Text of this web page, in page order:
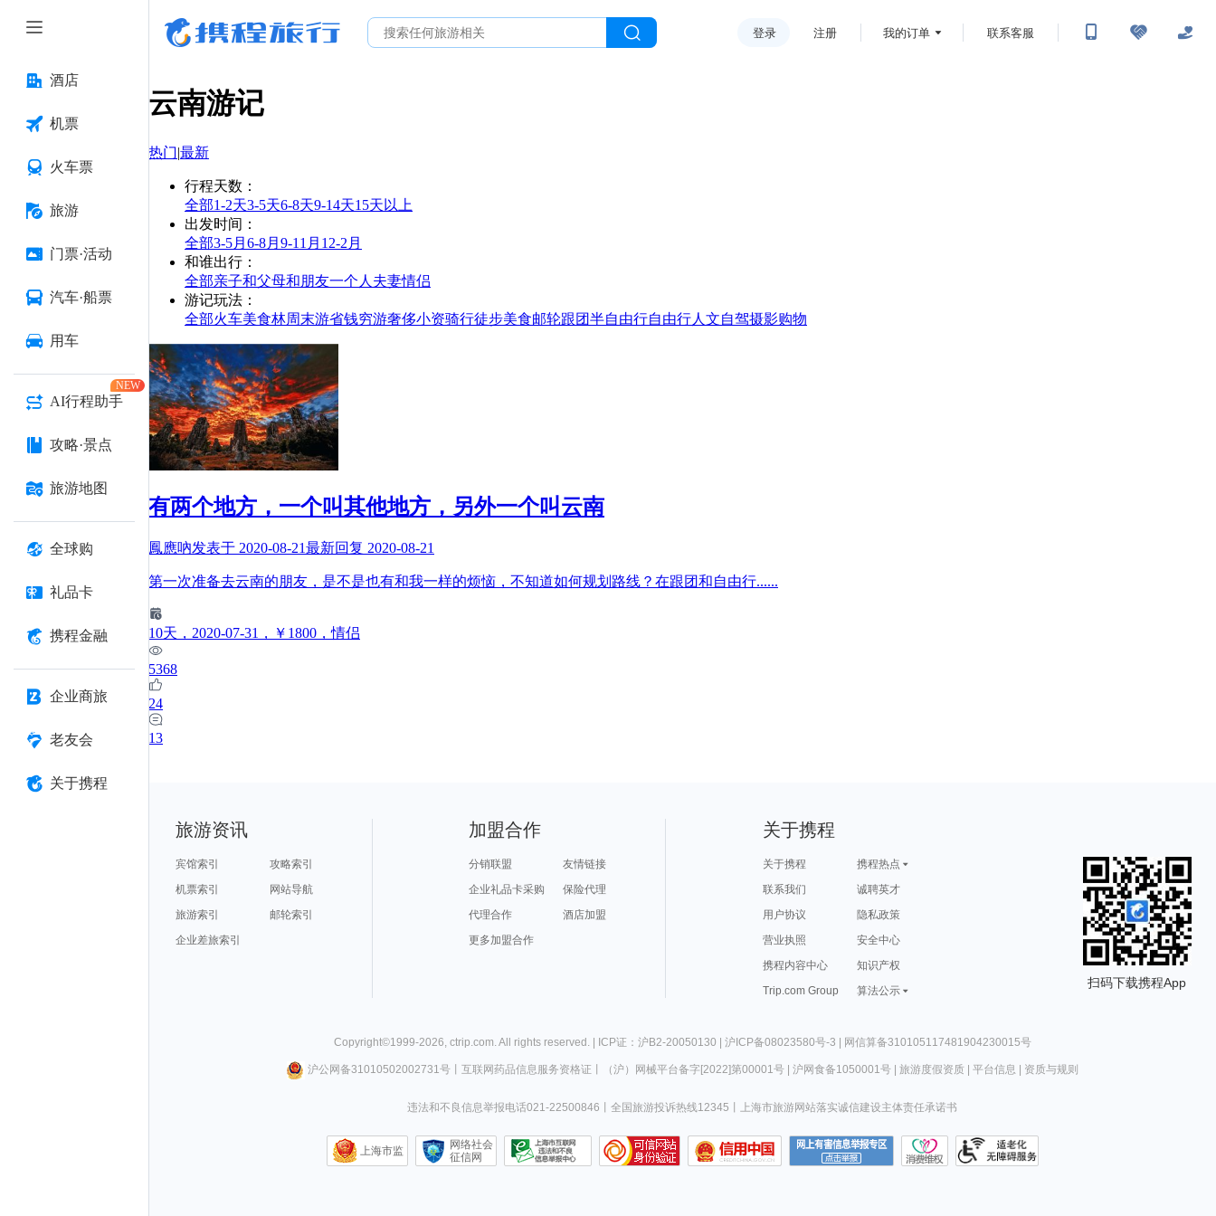
酒店
机票
火车票
旅游
门票·活动
汽车·船票
用车
AI行程助手
NEW
攻略·景点
旅游地图
全球购
礼品卡
携程金融
企业商旅
老友会
关于携程
登录 注册 我的订单 联系客服
云南游记
热门|最新
行程天数 ：
全部1-2天3-5天6-8天9-14天15天以上
出发时间 ：
全部3-5月 6-8月 9-11月 12-2月
和谁出行 ：
全部亲子和父母和朋友一个人 夫妻情侣
游记玩法 ：
全部火车美食林周末游省钱穷游奢侈小资骑行徒步美食邮轮跟团半自由行自由行人文自驾摄影购物
有两个地方，一个叫其他地方，另外一个叫云南
鳳應吶发表于 2020-08-21最新回复 2020-08-21
第一次准备去云南的朋友，是不是也有和我一样的烦恼，不知道如何规划路线？在跟团和自由行......
10天 ，2020-07-31 ，￥1800 ，情侣
5368
24
13
旅游资讯
宾馆索引
攻略索引
机票索引
网站导航
旅游索引
邮轮索引
企业差旅索引
加盟合作
分销联盟
友情链接
企业礼品卡采购
保险代理
代理合作
酒店加盟
更多加盟合作
关于携程
关于携程
携程热点
联系我们
诚聘英才
用户协议
隐私政策
营业执照
安全中心
携程内容中心
知识产权
Trip.com Group
算法公示
扫码下载携程App
Copyright©1999-2026 ctrip.com . All rights reserved. | ICP证：沪B2-20050130 | 沪ICP备08023580号-3 | 网信算备310105117481904230015号
沪公网备31010502002731号丨 互联网药品信息服务资格证 （沪）网械平台备字[2022]第00001号| 沪网食备1050001号| 旅游度假资质| 平台信息 | 资质与规则
违法和不良信息举报电话021-22500846 全国旅游投诉热线12345 上海市旅游网站落实诚信建设主体责任承诺书
上海市监
网络社会
征信网